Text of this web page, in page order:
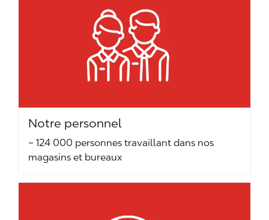
Notre personnel
~ 124 000 personnes travaillant dans nos
magasins et bureaux